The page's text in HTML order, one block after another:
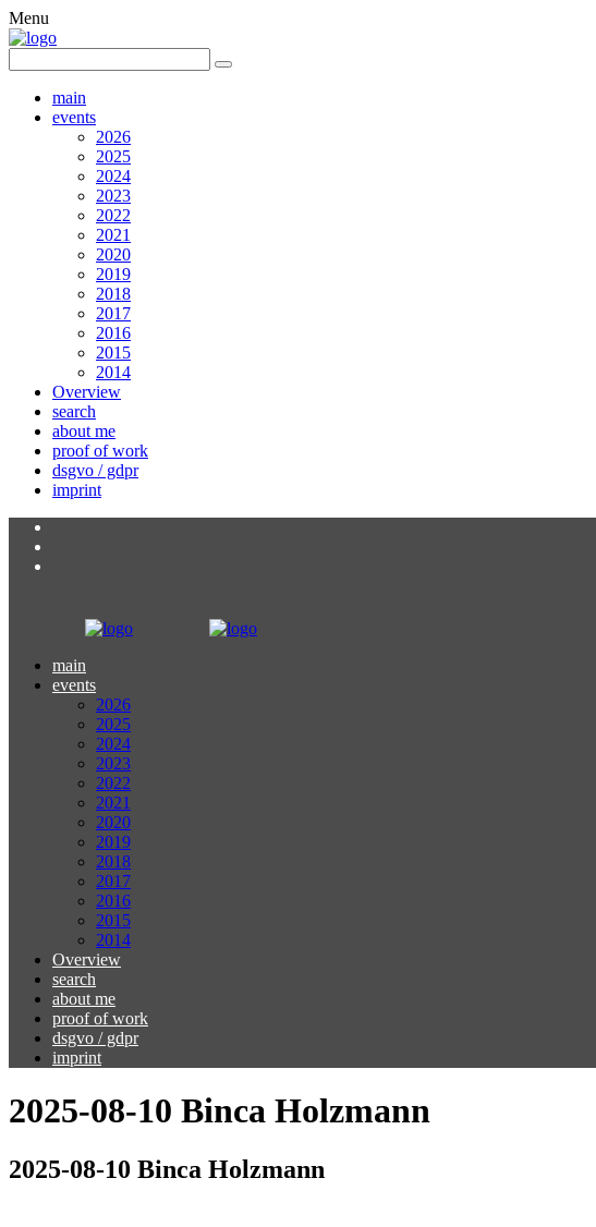
Menu
main
events
2026
2025
2024
2023
2022
2021
2020
2019
2018
2017
2016
2015
2014
Overview
search
about me
proof of work
dsgvo / gdpr
imprint
main
events
2026
2025
2024
2023
2022
2021
2020
2019
2018
2017
2016
2015
2014
Overview
search
about me
proof of work
dsgvo / gdpr
imprint
2025-08-10 Binca Holzmann
2025-08-10 Binca Holzmann